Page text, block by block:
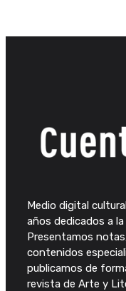
Medio digital
años dedicados a
Presentamos
contenidos
publicamos de
revista de Arte y